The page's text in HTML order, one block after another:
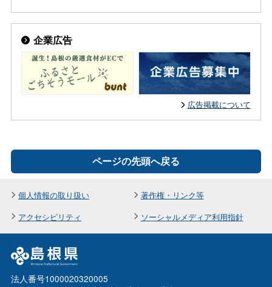
企業広告
広告掲載について
ページの先頭へ戻る
個人情報の取り扱い
著作権・リンク等
アクセシビリティ
ソーシャルメディア利用指針
法人番号1000020320005